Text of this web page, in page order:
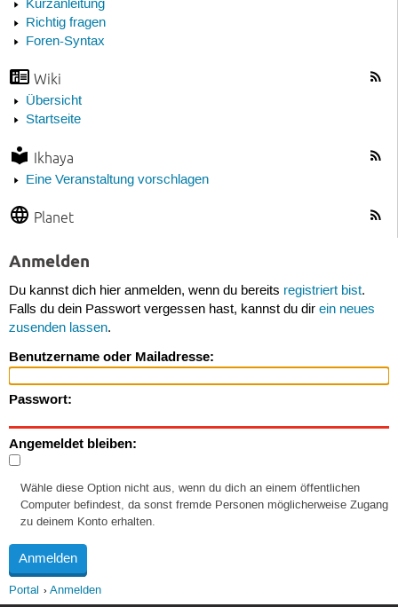
Kurzanleitung
Richtig fragen
Foren-Syntax
Wiki
Übersicht
Startseite
Ikhaya
Eine Veranstaltung vorschlagen
Planet
Anmelden
Du kannst dich hier anmelden, wenn du bereits registriert bist.
Falls du dein Passwort vergessen hast, kannst du dir ein neues
zusenden lassen.
Benutzername oder Mailadresse:
Passwort:
Angemeldet bleiben:
Wähle diese Option nicht aus, wenn du dich an einem öffentlichen
Computer befindest, da sonst fremde Personen möglicherweise Zugang
zu deinem Konto erhalten.
Portal Anmelden